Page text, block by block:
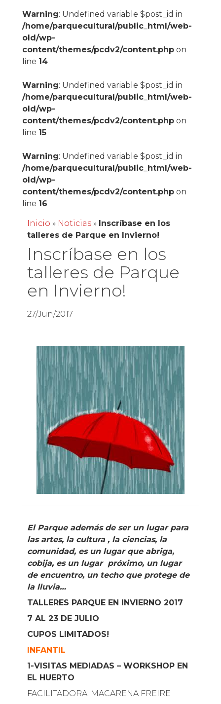
Warning: Undefined variable $post_id in
/home/parquecultural/public_html/web-
old/wp-
content/themes/pcdv2/content.phpon
line 14
Warning: Undefined variable $post_id in
/home/parquecultural/public_html/web-
old/wp-
content/themes/pcdv2/content.phpon
line 15
Warning: Undefined variable $post_id in
/home/parquecultural/public_html/web-
old/wp-
content/themes/pcdv2/content.phpon
line 16
Inicio » Noticias» Inscríbase en los
talleres de Parque en Invierno!
Inscríbase en los
talleres de Parque
en Invierno!
27/Jun/2017
El Parque además de ser un lugar para
las artes, la cultura , la ciencias, la
comunidad, es un lugar que abriga,
cobija, es un lugar próximo, un lugar
de encuentro, un techo que protege de
la lluvia…
TALLERES PARQUE EN INVIERNO 2017
7 AL 23 DE JULIO
CUPOS LIMITADOS!
INFANTIL
1-VISITAS MEDIADAS – WORKSHOP EN
EL HUERTO
FACILITADORA: MACARENA FREIRE